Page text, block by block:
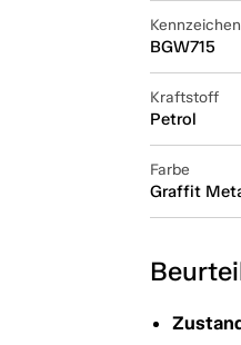
Kennzeichen
BGW715
Kraftstoff
Petrol
Farbe
Graffit